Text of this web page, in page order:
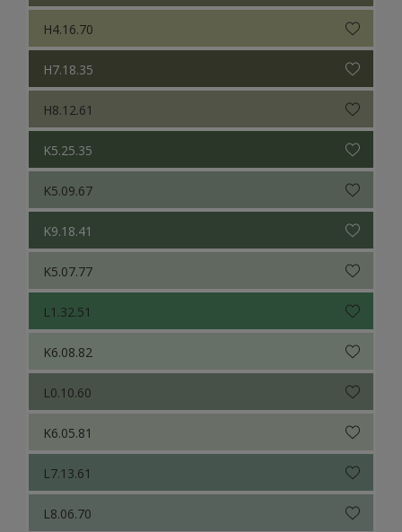
H4.16.70
H7.18.35
H8.12.61
K5.25.35
K5.09.67
K9.18.41
K5.07.77
L1.32.51
K6.08.82
L0.10.60
K6.05.81
L7.13.61
L8.06.70